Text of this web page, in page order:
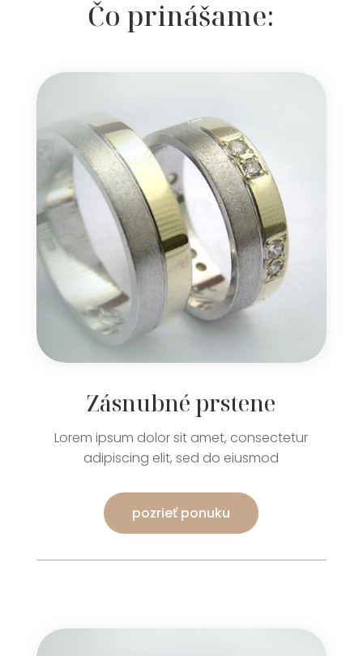
Čo prinášame:
Zásnubné prstene
Lorem ipsum dolor sit amet, consectetur
adipiscing elit, sed do eiusmod
pozrieť ponuku